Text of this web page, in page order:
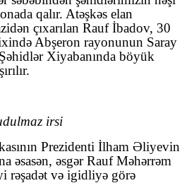
qalır. Atəşkəs elan
çıxarılan Rauf İbadov, 30
Abşeron rayonunun Saray
Xiyabanında böyük
irsi
Prezidenti İlham Əliyevin
əsasən, əsgər Rauf Məhərrəm
rəşadət və igidliyə görə